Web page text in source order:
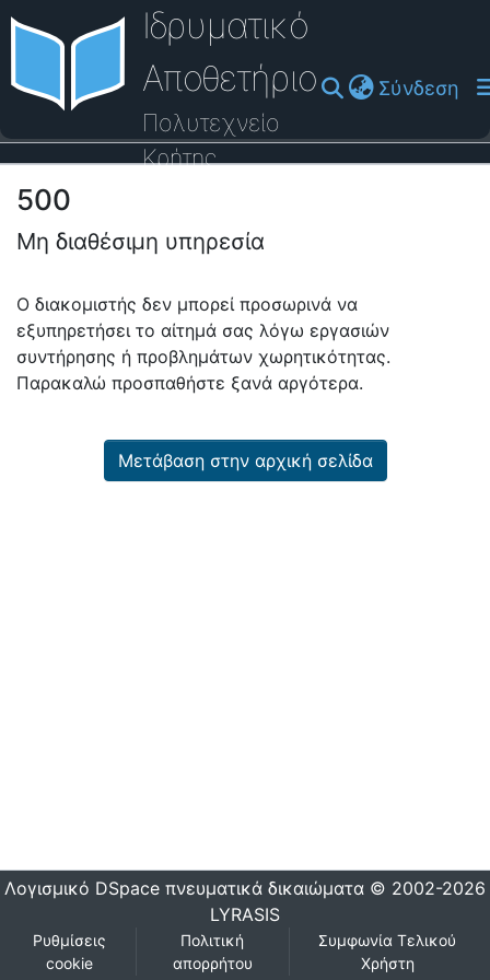
Ιδρυματικό
Αποθετήριο
Πολυτεχνείο
Κρήτης
Σύνδεση
Οδηγός Βοήθειας
500
Μη διαθέσιμη υπηρεσία
Ο διακομιστής δεν μπορεί προσωρινά να
εξυπηρετήσει το αίτημά σας λόγω εργασιών
συντήρησης ή προβλημάτων χωρητικότητας.
Παρακαλώ προσπαθήστε ξανά αργότερα.
Μετάβαση στην αρχική σελίδα
Λογισμικό DSpace πνευματικά δικαιώματα © 2002-2026
LYRASIS
Ρυθμίσεις
cookie
Πολιτική
απορρήτου
Συμφωνία Τελικού
Χρήστη